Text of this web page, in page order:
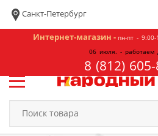
Санкт-Петербург
Интернет-магазин - пн-пт -
06 июля. - работаем
8 (812)